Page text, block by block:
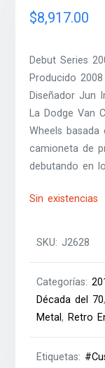
$8,917.00
Debut Series
Producido
Diseñador Jun
La Dodge Van
Wheels
camioneta de
debutando en
Sin existencias
SKU:J2628
Categorías:
Década del 70,
Metal, Retro
Etiquetas: